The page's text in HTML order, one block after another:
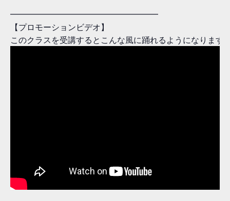
━━━━━━━━━━━━━━━━━━
【プロモーションビデオ】
このクラスを受講するとこんな風に踊れるようになります